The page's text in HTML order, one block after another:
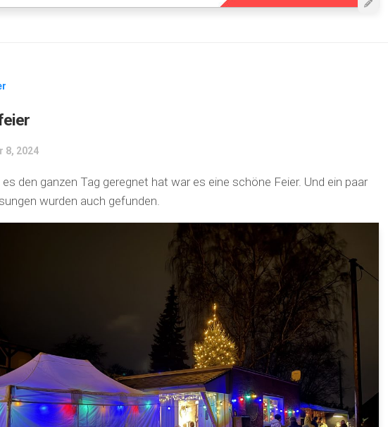
8, 2024
den ganzen Tag geregnet hat war es eine schöne Feier. Und ein paar
wurden auch gefunden.